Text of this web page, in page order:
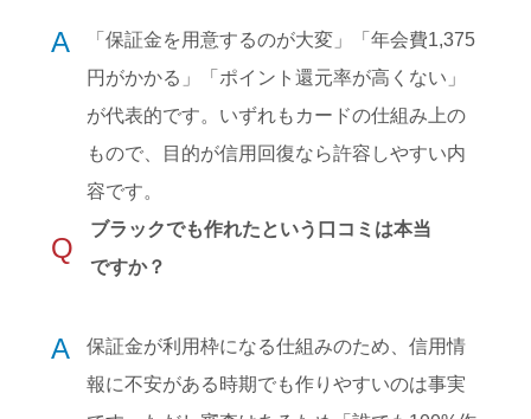
A
「保証金を用意するのが大変」「年会費1,375
円がかかる」「ポイント還元率が高くない」
が代表的です。いずれもカードの仕組み上の
もので、目的が信用回復なら許容しやすい内
容です。
Q
ブラックでも作れたという口コミは本当
ですか？
A
保証金が利用枠になる仕組みのため、信用情
報に不安がある時期でも作りやすいのは事実